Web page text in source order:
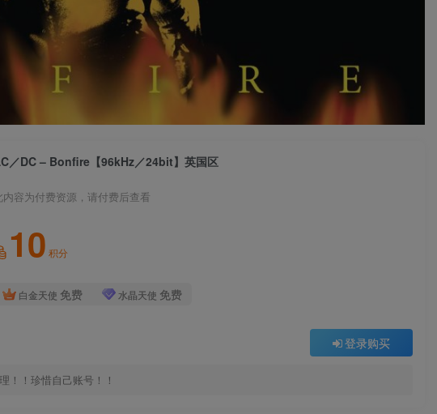
／DC – Bonfire【96kHz／24bit】英国区
内容为付费资源，请付费后查看
10 积分
白金天使 免费 水晶天使 免费
登录购买
！！珍惜自己账号！！